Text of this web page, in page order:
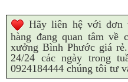
Hãy liên hệ với đơn
hàng đang quan tâm về
xưởng Bình Phước giá
24/24 các ngày trong
0924184444 chúng tôi tư